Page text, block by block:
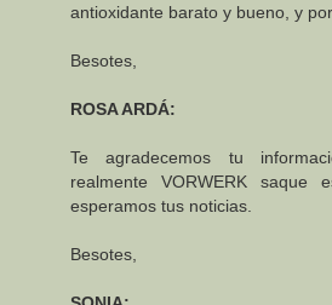
antioxidante barato y bueno, y
Besotes,
ROSA ARDÁ:
Te agradecemos tu
realmente VORWERK
esperamos tus noticias.
Besotes,